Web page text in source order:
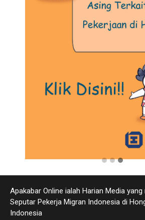
Apakabar Online ialah Harian Media
Seputar Pekerja Migran Indonesia di
Indonesia